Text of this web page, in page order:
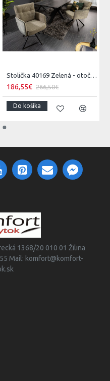
Stolička 40169 Zelená - otočná
186,55€ 266,50€
Do košíka
1368/20 010 01 Žilina
Mail: komfort@komfort-